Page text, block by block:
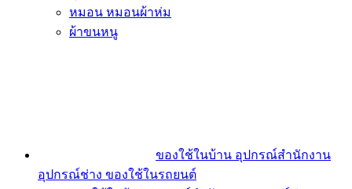
หมอน หมอนผ้าห่ม
ผ้าขนหนู
ของใช้ในบ้าน อุปกรณ์สำนักงาน
อุปกรณ์ช่าง ของใช้ในรถยนต์